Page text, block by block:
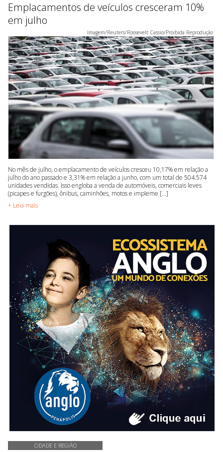
Emplacamentos de veículos cresceram 10%
em julho
Imagem/Reuters/Roosevelt Cassio/Proibida Reprodução
No mês de julho, o emplacamento de veículos cresceu 10,17% em relação a
julho do ano passado e 3,31% em relação a junho, com um total de 504.574
unidades vendidas. Isso engloba a venda de automóveis, comerciais leves
(picapes e furgões), ônibus, caminhões, motos e impleme [...]
+ Leia mais
CIDADE E REGIÃO